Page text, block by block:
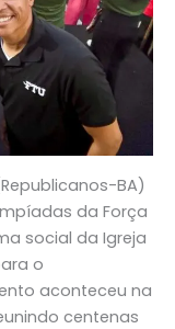
BA)
da Força
social da Igreja
o
aconteceu na
centenas